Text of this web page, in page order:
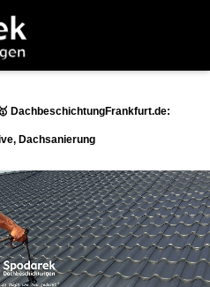
DachbeschichtungFrankfurt.de:
Dachsanierung